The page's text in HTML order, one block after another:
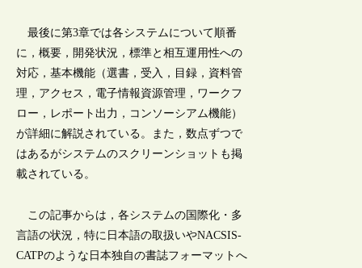
最後に第3章では各システムについて順番
に，概要，開発状況，標準と相互運用性への
対応，基本機能（選書，受入，目録，資料管
理，アクセス，電子情報資源管理，ワークフ
ロー，レポート出力，コンソーシアム機能）
が詳細に解説されている。また，数点ずつで
はあるがシステムのスクリーンショットも掲
載されている。
この記事からは，各システムの国際化・多
言語の状況，特に日本語の取扱いやNACSIS-
CATPのような日本独自の書誌フォーマットへ